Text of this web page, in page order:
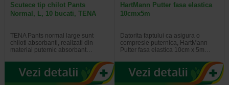
Scutece tip chilot Pants
Normal, L, 10 bucati, TENA
TENA Pants normal large sunt
chiloti absorbanti, realizati din
material puternic absorbant…
HartMann Putter fasa elastica
10cmx5m
Datorita faptului ca asigura o
compresie puternica, HartMann
Putter fasa elastica 10cm x 5m…